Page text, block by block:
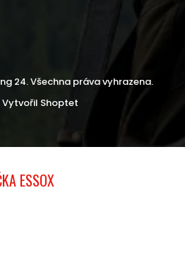
Vytvořil Shoptet
24. Všechna práva vyhrazena.
ESSOX